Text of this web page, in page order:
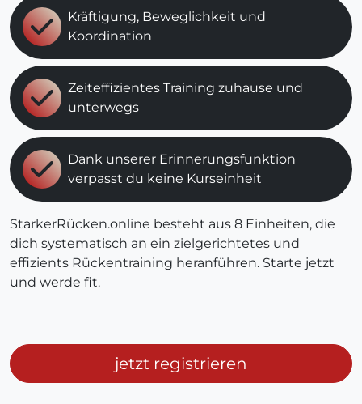
Kräftigung, Beweglichkeit und
Koordination
Zeiteffizientes Training zuhause und
unterwegs
Dank unserer Erinnerungsfunktion
verpasst du keine Kurseinheit
StarkerRücken.online besteht aus 8 Einheiten, die
dich systematisch an ein zielgerichtetes und
effizients Rückentraining heranführen. Starte jetzt
und werde fit.
jetzt registrieren